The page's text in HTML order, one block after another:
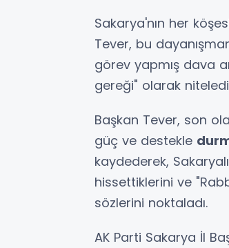
Sakarya'nın her
Tever, bu
görev yapmış dava
gereği" olarak
Başkan Tever, son
güç ve destekle
kaydederek,
hissettiklerini ve
sözlerini noktaladı.
AK Parti Sakarya İl